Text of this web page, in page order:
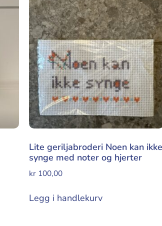
Lite geriljabroderi Noen kan ikke
synge med noter og hjerter
kr 100,00
Legg i handlekurv